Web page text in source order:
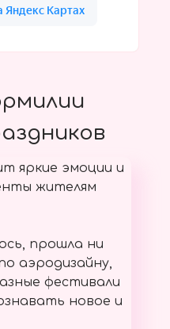
яркие эмоции и
жителям
прошла ни
аэродизайну,
фестивали
новое и